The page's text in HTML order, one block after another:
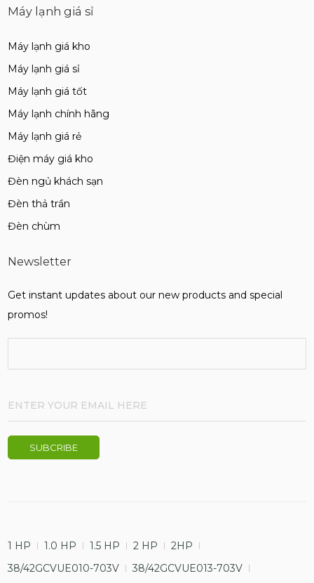
Máy lạnh giá sỉ
Máy lạnh giá kho
Máy lạnh giá sỉ
Máy lạnh giá tốt
Máy lạnh chính hãng
Máy lạnh giá rẻ
Điện máy giá kho
Đèn ngủ khách sạn
Đèn thả trần
Đèn chùm
Newsletter
Get instant updates about our new products and special
promos!
1 HP 1.0 HP 1.5 HP 2 HP
2HP
38/42GCVUE010-703V
38/42GCVUE013-703V